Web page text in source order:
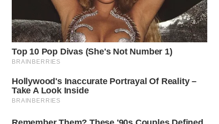
WN
SULUT
WN
WN
MALUT